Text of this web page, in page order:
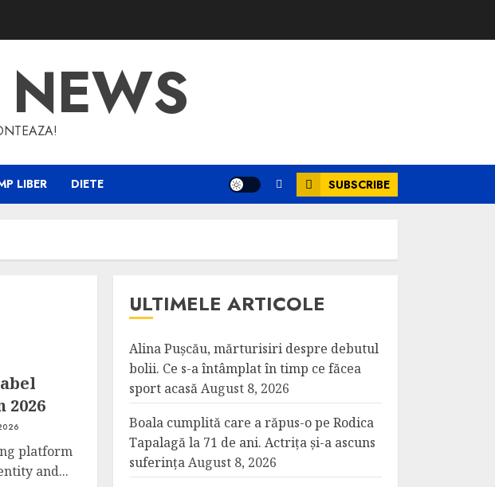
LIBER DIETE SUBSCRIBE
2026
platform
and...
ULTIMELE ARTICOLE
Alina Pușcău, mărturisiri despre debutul
bolii. Ce s-a întâmplat în timp ce făcea
sport acasăAugust 8, 2026
Boala cumplită care a răpus-o pe Rodica
Tapalagă la 71 de ani. Actrița și-a ascuns
suferințaAugust 8, 2026